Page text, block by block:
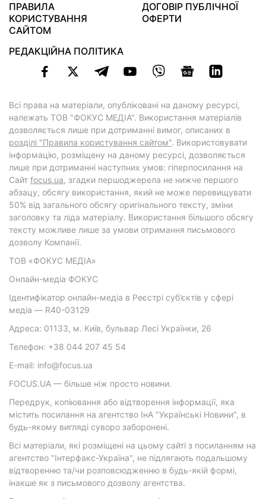
ПРАВИЛА
КОРИСТУВАННЯ
САЙТОМ
ДОГОВІР ПУБЛІЧНОЇ
ОФЕРТИ
РЕДАКЦІЙНА ПОЛІТИКА
Всі права на матеріали, опубліковані на даному ресурсі,
належать ТОВ "ФОКУС МЕДІА". Використання матеріалів
дозволяється лише при дотриманні вимог, описаних в
розділі "Правила користування сайтом". Використовувати
інформацію, розміщену на даному ресурсі, дозволяється
лише при дотриманні наступних умов: гіперпосилання на
Cайт focus.ua, згадки першоджерела не нижче першого
абзацу, обсягу використання, який не може перевищувати
50% від загального обсягу оригінального тексту, зміни
заголовку та ліда матеріалу. Використання більшого обсягу
тексту можливе лише за умови отримання письмового
дозволу Компанії.
ТОВ «ФОКУС МЕДІА»
Онлайн-медіа ФОКУС
Ідентифікатор онлайн-медіа в Реєстрі суб’єктів у сфері
медіа — R40-03129
Адреса: 01133, м. Київ, бульвар Лесі Українки, 26
Телефон: +38 044 207 45 54
E-mail: info@focus.ua
FOCUS.UA — більше ніж просто новини.
Передрук, копіювання або відтворення інформації, яка
містить посилання на агентство ІнА "Українські Новини", в
будь-якому вигляді суворо заборонені.
Всі матеріали, які розміщені на цьому сайті з посиланням на
агентство "Інтерфакс-Україна", не підлягають подальшому
відтворенню та/чи розповсюдженню в будь-якій формі,
інакше як з письмового дозволу агентства.